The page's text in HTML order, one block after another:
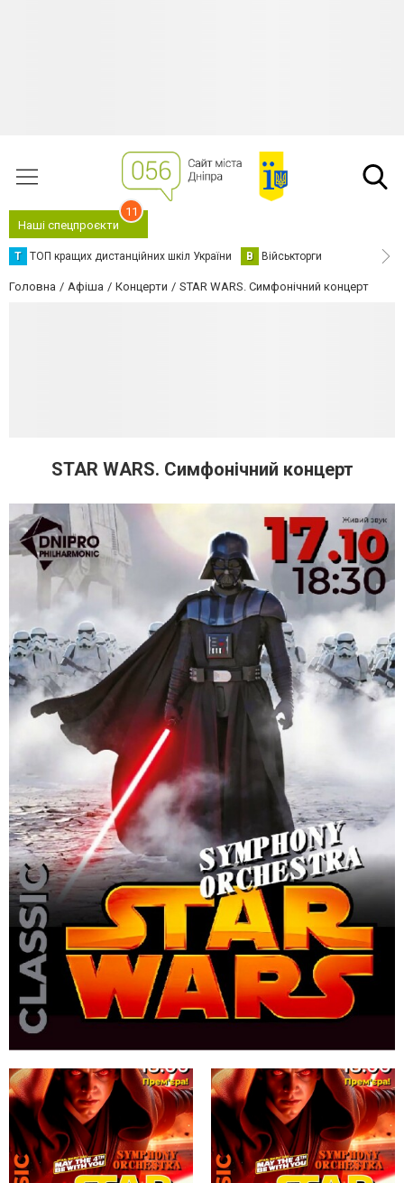
Наші спецпроєкти
11
Т ТОП кращих дистанційних шкіл України В Військторги
Головна Афіша Концерти STAR WARS. Симфонічний концерт
STAR WARS. Симфонічний концерт